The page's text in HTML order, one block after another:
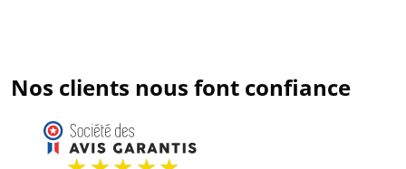
Nos clients nous font confiance